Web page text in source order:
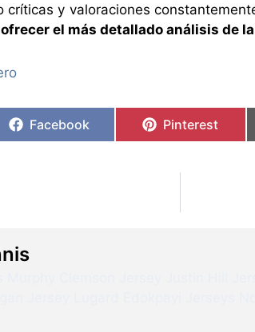
críticas y valoraciones
ofrecer el más detallado análisis de
Facebook Pinterest